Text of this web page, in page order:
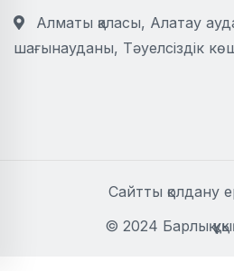
Алматы қаласы, Алатау
шағынауданы, Тәуелсіздік
Сайтты қолдану
© 2024 Барлық